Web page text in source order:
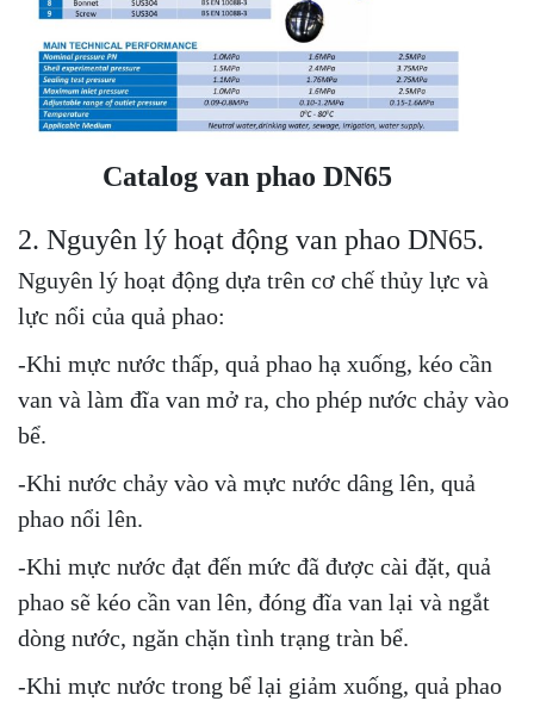
Catalog van phao DN65
2. Nguyên lý hoạt động van phao DN65.
Nguyên lý hoạt động dựa trên cơ chế thủy lực và
lực nổi của quả phao:
-Khi mực nước thấp, quả phao hạ xuống, kéo cần
van và làm đĩa van mở ra, cho phép nước chảy vào
bể.
-Khi nước chảy vào và mực nước dâng lên, quả
phao nổi lên.
-Khi mực nước đạt đến mức đã được cài đặt, quả
phao sẽ kéo cần van lên, đóng đĩa van lại và ngắt
dòng nước, ngăn chặn tình trạng tràn bể.
-Khi mực nước trong bể lại giảm xuống, quả phao